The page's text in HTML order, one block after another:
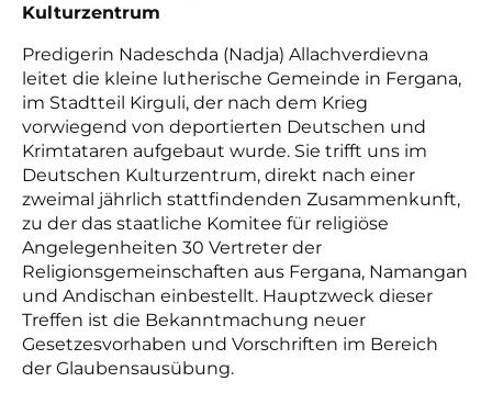
Kulturzentrum
Predigerin Nadeschda (Nadja) Allachverdievna
leitet die kleine lutherische Gemeinde in Fergana,
im Stadtteil Kirguli, der nach dem Krieg
vorwiegend von deportierten Deutschen und
Krimtataren aufgebaut wurde. Sie trifft uns im
Deutschen Kulturzentrum, direkt nach einer
zweimal jährlich stattfindenden Zusammenkunft,
zu der das staatliche Komitee für religiöse
Angelegenheiten 30 Vertreter der
Religionsgemeinschaften aus Fergana, Namangan
und Andischan einbestellt. Hauptzweck dieser
Treffen ist die Bekanntmachung neuer
Gesetzesvorhaben und Vorschriften im Bereich
der Glaubensausübung.